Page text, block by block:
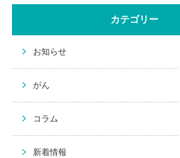
カテゴリー
お知らせ
がん
コラム
新着情報